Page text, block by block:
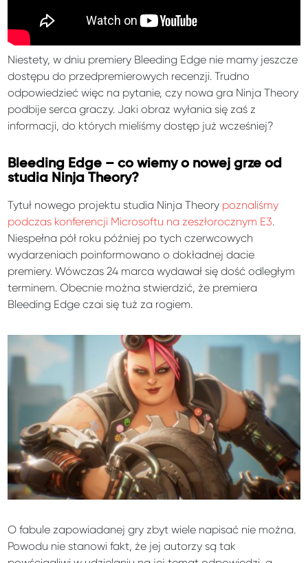
Niestety, w dniu premiery Bleeding Edge nie mamy jeszcze
dostępu do przedpremierowych recenzji. Trudno
odpowiedzieć więc na pytanie, czy nowa gra Ninja Theory
podbije serca graczy. Jaki obraz wyłania się zaś z
informacji, do których mieliśmy dostęp już wcześniej?
Bleeding Edge – co wiemy o nowej grze od
studia Ninja Theory?
Tytuł nowego projektu studia Ninja Theory poznaliśmy
podczas konferencji Microsoftu na zeszłorocznym E3.
Niespełna pół roku później po tych czerwcowych
wydarzeniach poinformowano o dokładnej dacie
premiery. Wówczas 24 marca wydawał się dość odległym
terminem. Obecnie można stwierdzić, że premiera
Bleeding Edge czai się tuż za rogiem.
O fabule zapowiadanej gry zbyt wiele napisać nie można.
Powodu nie stanowi fakt, że jej autorzy są tak